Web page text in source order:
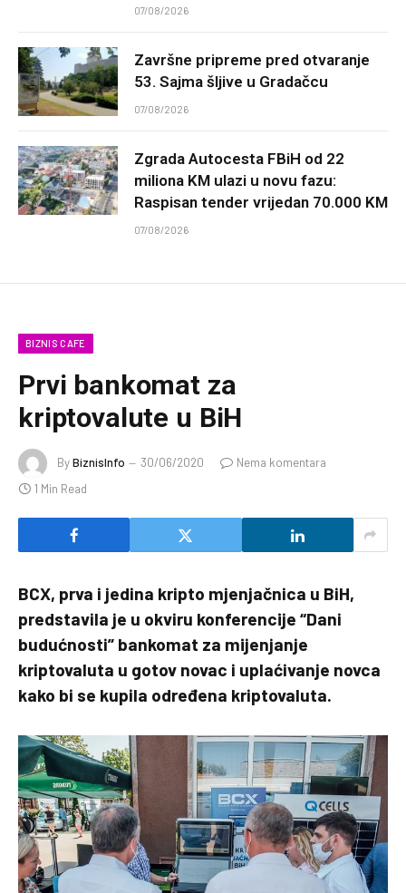
07/08/2026
Završne pripreme pred otvaranje
53. Sajma šljive u Gradačcu
07/08/2026
Zgrada Autocesta FBiH od 22
miliona KM ulazi u novu fazu:
Raspisan tender vrijedan 70.000 KM
07/08/2026
BIZNIS CAFE
Prvi bankomat za
kriptovalute u BiH
ByBiznisInfo 30/06/2020
Nema komentara
1 Min Read
BCX, prva i jedina kripto mjenjačnica u BiH,
predstavila je u okviru konferencije “Dani
budućnosti” bankomat za mijenjanje
kriptovaluta u gotov novac i uplaćivanje novca
kako bi se kupila određena kriptovaluta.